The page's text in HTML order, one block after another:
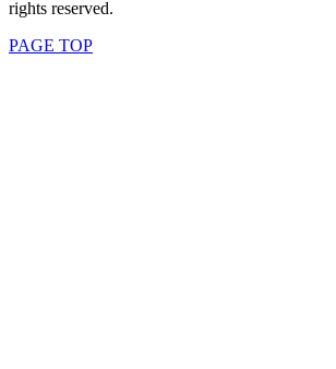
rights reserved.
PAGE TOP